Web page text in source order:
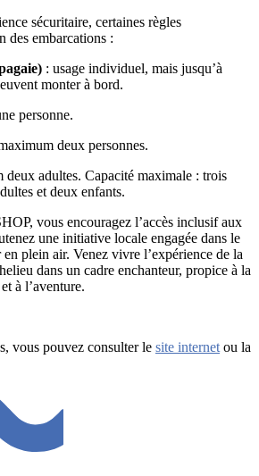
sécuritaire, certaines règles
des embarcations :
: usage individuel, mais jusqu’à
monter à bord.
personne.
deux personnes.
deux adultes. Capacité maximale : trois
et deux enfants.
vous encouragez l’accès inclusif aux
une initiative locale engagée dans le
plein air. Venez vivre l’expérience de la
dans un cadre enchanteur, propice à la
à l’aventure.
vous pouvez consulter le site internet ou la